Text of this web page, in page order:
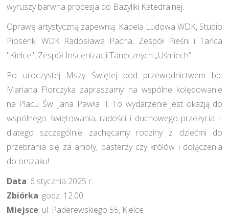
wyruszy barwna procesja do Bazyliki Katedralnej.
Oprawę artystyczną zapewnią: Kapela Ludowa WDK, Studio
Piosenki WDK Radosława Pacha, Zespół Pieśni i Tańca
"Kielce", Zespół Inscenizacji Tanecznych „Uśmiech”.
Po uroczystej Mszy Świętej pod przewodnictwem bp.
Mariana Florczyka zapraszamy na wspólne kolędowanie
na Placu Św. Jana Pawła II. To wydarzenie jest okazją do
wspólnego świętowania, radości i duchowego przeżycia –
dlatego szczególnie zachęcamy rodziny z dziećmi do
przebrania się za anioły, pasterzy czy królów i dołączenia
do orszaku!
Data: 6 stycznia 2025 r.
Zbiórka: godz. 12.00
Miejsce: ul. Paderewskiego 55, Kielce